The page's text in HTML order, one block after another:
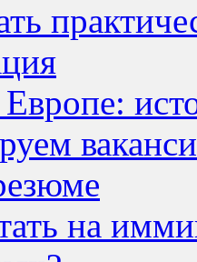
Европе:
на